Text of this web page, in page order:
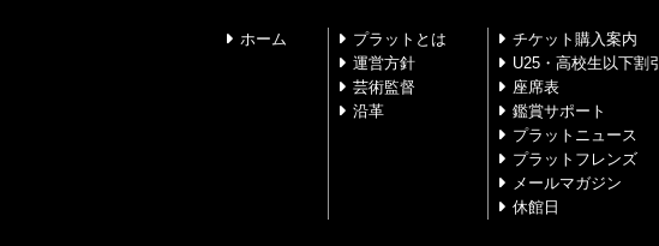
ホーム
プラットとは
運営方針
芸術監督
沿革
チケット購入案内
U25・高校生以下割引
座席表
鑑賞サポート
プラットニュース
プラットフレンズ
メールマガジン
休館日